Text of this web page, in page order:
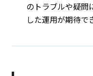
のトラブルや疑問
した運用が期待で